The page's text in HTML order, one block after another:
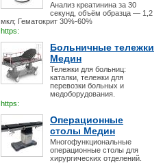
Анализ креатинина за 30
секунд, объём образца — 1,2
мкл; Гематокрит 30%-60%
https:
Больничные тележки
Медин
Тележки для больниц:
каталки, тележки для
перевозки больных и
медоборудования.
https:
Операционные
столы Медин
Многофункциональные
операционные столы для
хирургических отделений.